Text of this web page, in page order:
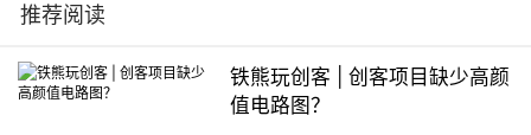
推荐阅读
铁熊玩创客 | 创客项目缺少高颜
值电路图？